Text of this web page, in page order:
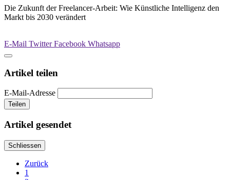
Die Zukunft der Freelancer-Arbeit: Wie Künstliche Intelligenz den
Markt bis 2030 verändert
E-Mail TwitterFacebook Whatsapp
Artikel teilen
E-Mail-Adresse
Teilen
Artikel gesendet
Schliessen
Zurück
1